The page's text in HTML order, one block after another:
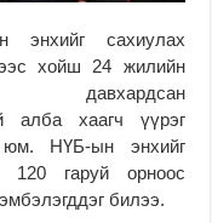
сахиулах
хойш 24 жилийн
алба хаагч үүрэг
юм. НҮБ-ын энхийг
120 гаруй орноос
билээ.